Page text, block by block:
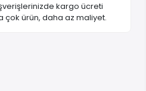
kargo ücreti
çok ürün, daha az maliyet.